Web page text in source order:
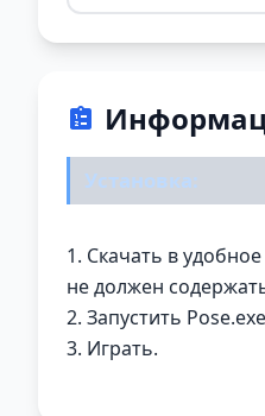
Установка:
1. Скачать в
не должен
2. Запустить
3. Играть.